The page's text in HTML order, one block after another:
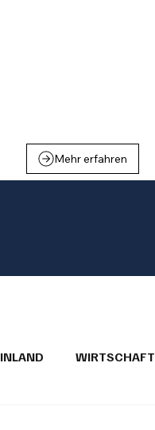
Mehr erfahren
INLAND WIRTSCHAFT